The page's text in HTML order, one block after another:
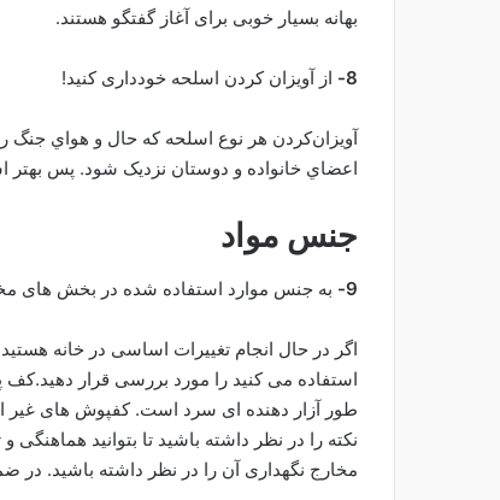
بهانه بسیار خوبی برای آغاز گفتگو هستند.
8- از آویزان کردن اسلحه خودداری کنید!
آویزان‌کردن هر نوع اسلحه که حال و هواي جنگ
اعضاي خانواده و دوستان نزدیک شود. پس بهتر
جنس مواد
9- به جنس موارد استفاده شده در بخش های
اگر در حال انجام تغییرات اساسی در خانه
استفاده می کنید را مورد بررسی قرار
طور آزار دهنده ای سرد است. کفپوش های غیر
نکته را در نظر داشته باشید تا بتوانید
مخارج نگهداری آن را در نظر داشته باشید. در